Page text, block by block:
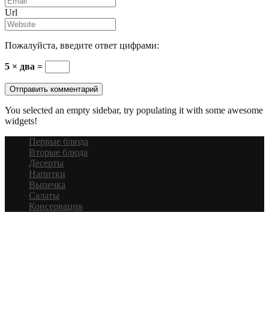
Url
Пожалуйста, введите ответ цифрами:
5 × два =
You selected an empty sidebar, try populating it with some awesome
widgets!
Первые блюда
Вторые блюда
Десерты
Напитки
Выпечка
Салаты
Консервация